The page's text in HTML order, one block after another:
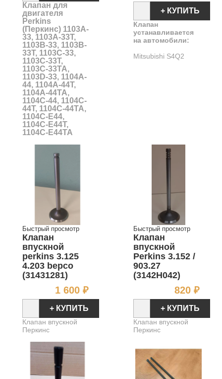
Клапан для
двигателя
Perkins
(Перкинс) 1103A-
33, 1103A-33T,
1103B-33, 1103B-
33T, 1103C-33,
1103C-33T,
1103C-33TA,
1103D-33, 1104A-
44, 1104A-44T,
1104A-44TA,
1104C-44, 1104C-
44T, 1104C-44TA,
1104C-E44,
1104C-E44T,
1104C-E44TA
+ КУПИТЬ
Клапан
устанавливается
на автомобили:
Mitsubishi S4Q2
Быстрый просмотр
Клапан
впускной
perkins 3.125
4.203 bepco
(31431281)
1 600 ₽Цена
+ КУПИТЬ
Клапан впускной
Перкинс
Быстрый просмотр
Клапан
впускной
Perkins 3.152 /
903.27
(3142H042)
820 ₽
+ КУПИТЬ
Клапан впускной
Перкинс